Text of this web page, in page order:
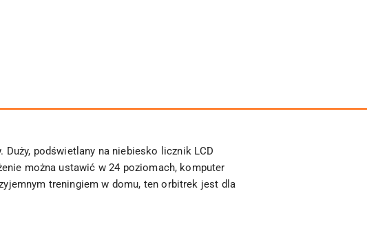
Duży, podświetlany na niebiesko licznik LCD
można ustawić w 24 poziomach, komputer
treningiem w domu, ten orbitrek jest dla